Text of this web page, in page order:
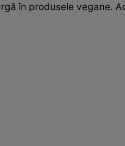
în produsele vegane.